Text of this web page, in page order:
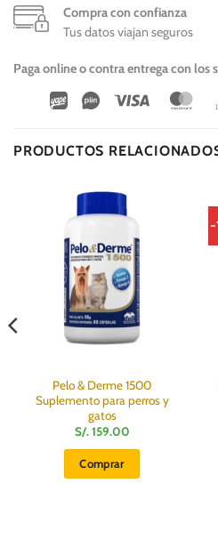
Compra con confianza
Tus datos viajan seguros
Paga online o contra entrega con los
Wirecard
Vipps Visa
PRODUCTOS
Pelo & Derme 1500
Suplemento para perros y
gatos
S/.159.00
Comprar